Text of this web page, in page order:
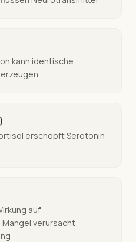
kann identische
erschöpft Serotonin
auf
verursacht